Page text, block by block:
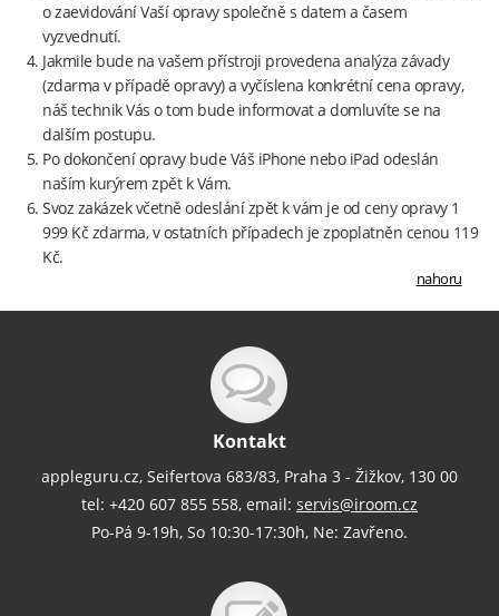
o zaevidování Vaší opravy společně s datem a časem
vyzvednutí.
Jakmile bude na vašem přístroji provedena analýza závady
(zdarma v případě opravy) a vyčíslena konkrétní cena opravy,
náš technik Vás o tom bude informovat a domluvíte se na
dalším postupu.
Po dokončení opravy bude Váš iPhone nebo iPad odeslán
naším kurýrem zpět k Vám.
Svoz zakázek včetně odeslání zpět k vám je od ceny opravy 1
999 Kč zdarma, v ostatních případech je zpoplatněn cenou 119
Kč.
nahoru
Kontakt
appleguru.cz, Seifertova 683/83, Praha 3 - Žižkov, 130 00
tel: +420 607 855 558, email: servis@iroom.cz
Po-Pá 9-19h, So 10:30-17:30h, Ne: Zavřeno.